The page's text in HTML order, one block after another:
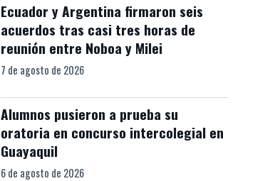
Ecuador y Argentina firmaron seis
acuerdos tras casi tres horas de
reunión entre Noboa y Milei
7 de agosto de 2026
Alumnos pusieron a prueba su
oratoria en concurso intercolegial en
Guayaquil
6 de agosto de 2026